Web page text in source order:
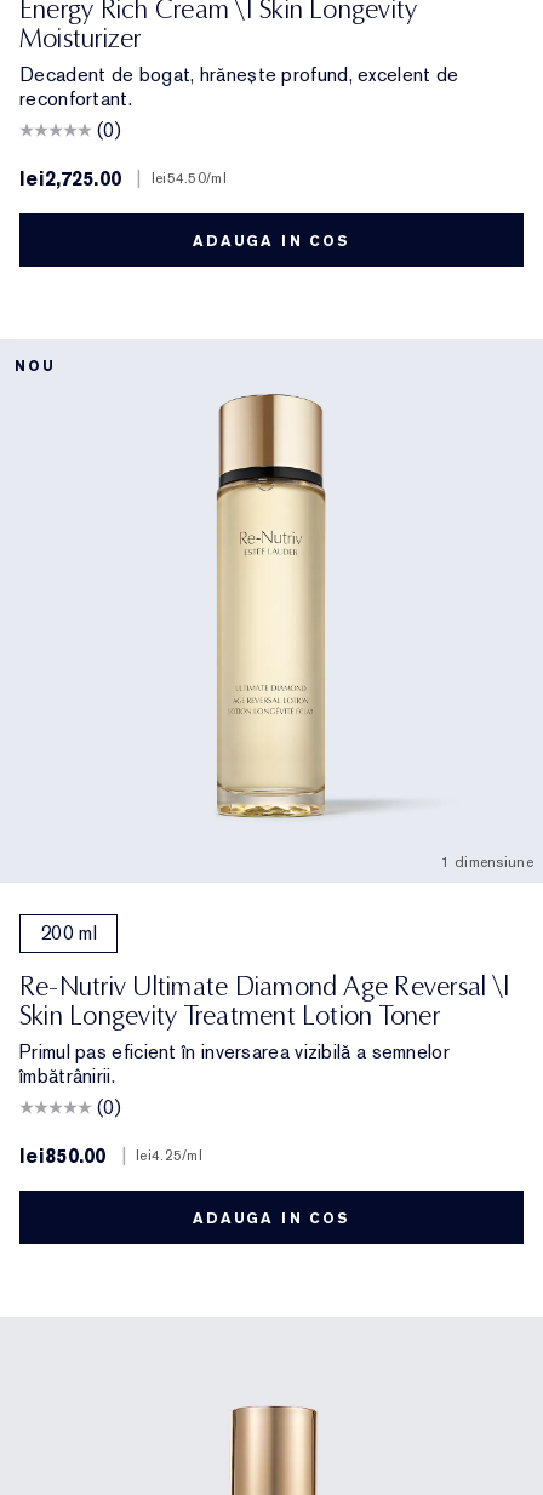
Energy Rich Cream \| Skin Longevity
Moisturizer
Decadent de bogat, hrănește profund, excelent de
reconfortant.
(0)
lei2,725.00
lei54.50/ml
ADAUGA IN COS
NOU
1 dimensiune
200 ml
Re-Nutriv Ultimate Diamond Age Reversal \|
Skin Longevity Treatment Lotion Toner
Primul pas eficient în inversarea vizibilă a semnelor
îmbătrânirii.
(0)
lei850.00
lei4.25/ml
ADAUGA IN COS